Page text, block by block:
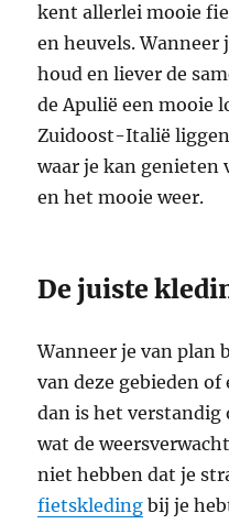
kent allerlei mooie
en heuvels.
houd en liever de
de Apulië een mooie
Zuidoost-Italië
waar je kan genieten
en het mooie weer.
De juiste
Wanneer je van plan
van deze gebieden
dan is het
wat de
niet hebben dat je
fietskleding bij je